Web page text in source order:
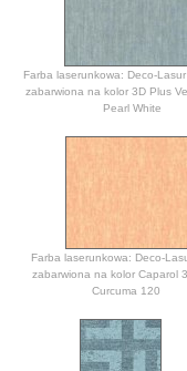
Farba laserunkowa: Deco-Lasur
zabarwiona na kolor 3D Plus
Pearl White
Farba laserunkowa: Deco-
zabarwiona na kolor Caparol
Curcuma 120